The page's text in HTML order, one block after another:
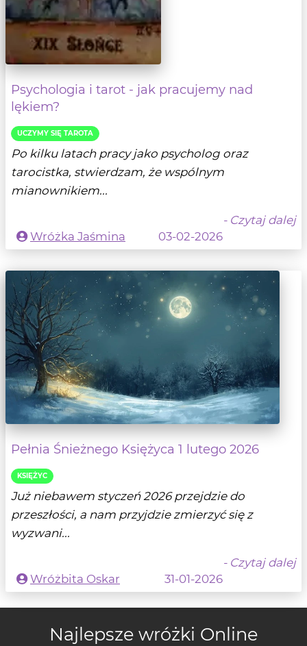
Psychologia i tarot - jak pracujemy nad
lękiem?
UCZYMY SIĘ TAROTA
Po kilku latach pracy jako psycholog oraz
tarocistka, stwierdzam, że wspólnym
mianownikiem...
- Czytaj dalej
Wróżka Jaśmina
03-02-2026
Pełnia Śnieżnego Księżyca 1 lutego 2026
KSIĘŻYC
Już niebawem styczeń 2026 przejdzie do
przeszłości, a nam przyjdzie zmierzyć się z
wyzwani...
- Czytaj dalej
Wróżbita Oskar
31-01-2026
Najlepsze wróżki Online